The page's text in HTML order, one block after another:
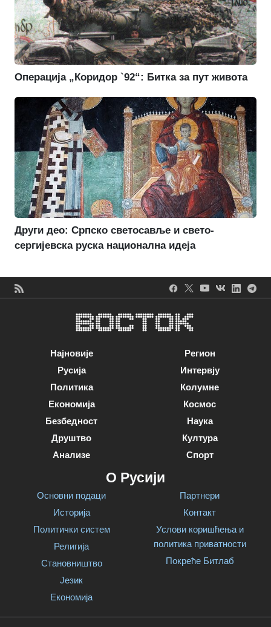
Операција „Коридор `92“: Битка за пут живота
Други део: Српско светосавље и свето-
сергијевска руска национална идеја
Најновије
Русија
Политика
Економија
Безбедност
Друштво
Анализе
Регион
Интервју
Колумне
Космос
Наука
Култура
Спорт
О Русији
Основни подаци
Историја
Политички систем
Религија
Становништво
Језик
Економија
Партнери
Контакт
Услови коришћења и
политика приватности
Покреће Битлаб